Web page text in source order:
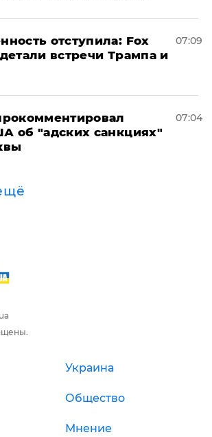
отступила: Fox
встречи Трампа и
07:09
об "адских санкциях"
07:04
Украина
Общество
Мнение